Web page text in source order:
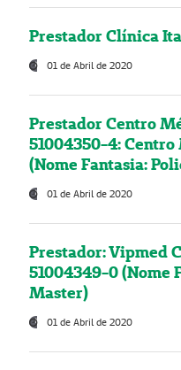
Prestador Clínica
01 de Abril de 2020
Prestador Centro
51004350-4:
(Nome Fantasia:
01 de Abril de 2020
Prestador: Vipmed
51004349-0 (Nome
Master)
01 de Abril de 2020